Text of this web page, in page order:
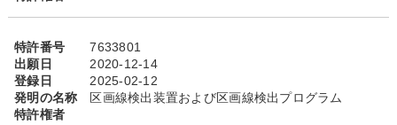
特許番号
7633801
出願日
2020-12-14
登録日
2025-02-12
発明の名称
区画線検出装置および区画線検出プログラム
特許権者